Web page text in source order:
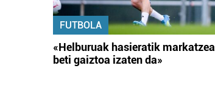
FUTBOLA
«Helburuak hasieratik markatzea
beti gaiztoa izaten da»